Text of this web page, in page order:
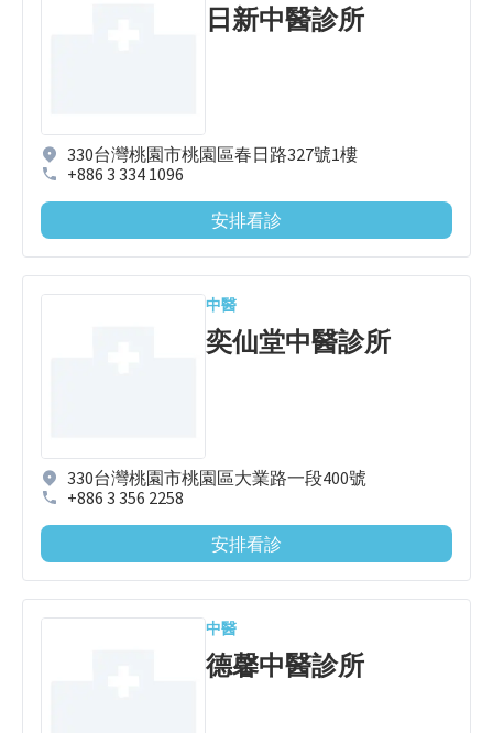
日新中醫診所
330台灣桃園市桃園區春日路327號1樓
+886 3 334 1096
安排看診
中醫
奕仙堂中醫診所
330台灣桃園市桃園區大業路一段400號
+886 3 356 2258
安排看診
中醫
德馨中醫診所